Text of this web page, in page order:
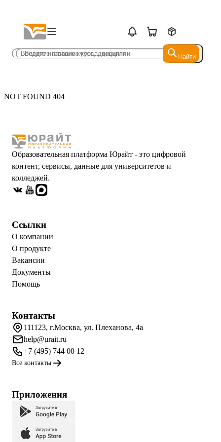
Найти
Найти
NOT FOUND 404
Образовательная платформа Юрайт - это цифровой
контент, сервисы, данные для университетов и
колледжей.
Ссылки
О компании
О продукте
Вакансии
Документы
Помощь
Контакты
111123, г.Москва, ул. Плеханова, 4а
help@urait.ru
+7 (495) 744 00 12
Все контакты
Приложения